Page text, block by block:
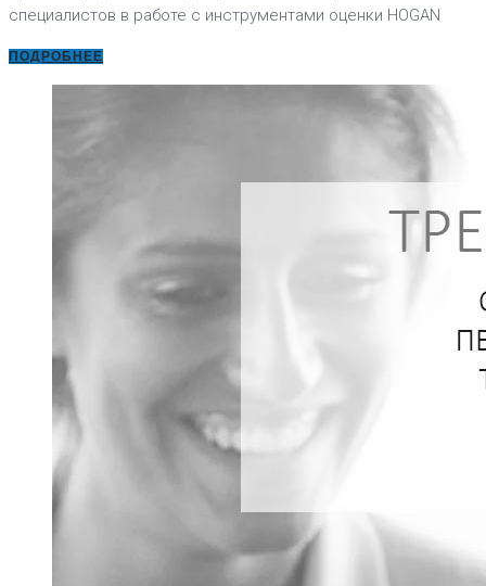
специалистов в работе с инструментами оценки HOGAN
ПОДРОБНЕЕ